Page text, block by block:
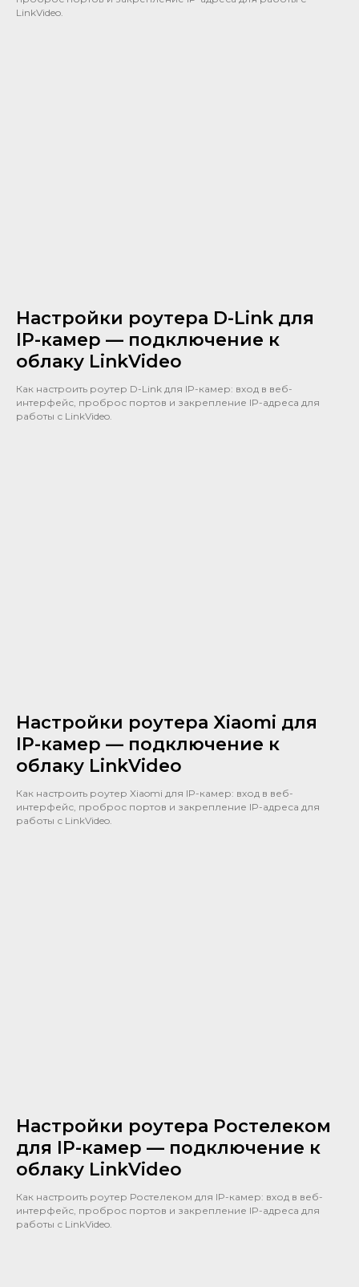
LinkVideo.
Настройки роутера D-Link для
IP-камер — подключение к
облаку LinkVideo
Как настроить роутер D-Link для IP-камер: вход в веб-
интерфейс, проброс портов и закрепление IP-адреса для
работы с LinkVideo.
Настройки роутера Xiaomi для
IP-камер — подключение к
облаку LinkVideo
Как настроить роутер Xiaomi для IP-камер: вход в веб-
интерфейс, проброс портов и закрепление IP-адреса для
работы с LinkVideo.
Настройки роутера Ростелеком
для IP-камер — подключение к
облаку LinkVideo
Как настроить роутер Ростелеком для IP-камер: вход в веб-
интерфейс, проброс портов и закрепление IP-адреса для
работы с LinkVideo.